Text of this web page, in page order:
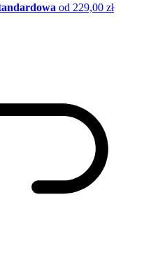
od 229,00 zł